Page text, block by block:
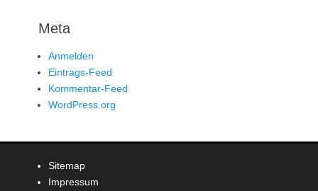
Meta
Anmelden
Eintrags-Feed
Kommentar-Feed
WordPress.org
Sitemap
Impressum